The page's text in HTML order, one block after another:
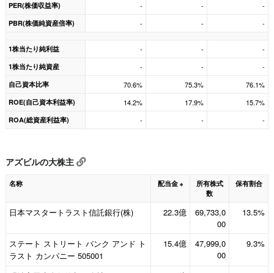
PER(株価収益率) - - -
PBR(株価純資産倍率) - - -
1株当たり純利益 - - -
1株当たり純資産 - - -
自己資本比率 70.6% 75.3% 76.1%
ROE(自己資本利益率) 14.2% 17.9% 15.7%
ROA(総資産利益率) - - -
アズビルの大株主
名称 配当金 ※
所有株式
数
保有割合
日本マスタートラスト信託銀行(株) 22.3億
69,733,0
00
13.5%
ステート ストリート バンク アンド ト
ラスト カンパニー 505001
15.4億
47,999,0
00
9.3%